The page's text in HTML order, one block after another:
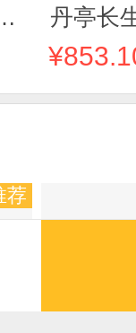
丹亭长
名剧新
荐